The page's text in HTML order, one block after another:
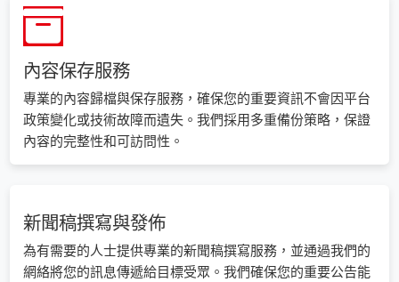
內容保存服務
專業的內容歸檔與保存服務，確保您的重要資訊不會因平台
政策變化或技術故障而遺失。我們採用多重備份策略，保證
內容的完整性和可訪問性。
新聞稿撰寫與發佈
為有需要的人士提供專業的新聞稿撰寫服務，並通過我們的
網絡將您的訊息傳遞給目標受眾。我們確保您的重要公告能